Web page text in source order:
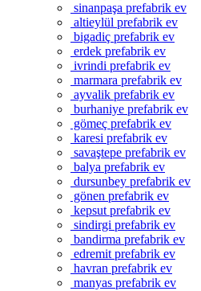
sinanpaşa prefabrik ev
altieylül prefabrik ev
bigadiç prefabrik ev
erdek prefabrik ev
ivrindi prefabrik ev
marmara prefabrik ev
ayvalik prefabrik ev
burhaniye prefabrik ev
gömeç prefabrik ev
karesi prefabrik ev
savaştepe prefabrik ev
balya prefabrik ev
dursunbey prefabrik ev
gönen prefabrik ev
kepsut prefabrik ev
sindirgi prefabrik ev
bandirma prefabrik ev
edremit prefabrik ev
havran prefabrik ev
manyas prefabrik ev